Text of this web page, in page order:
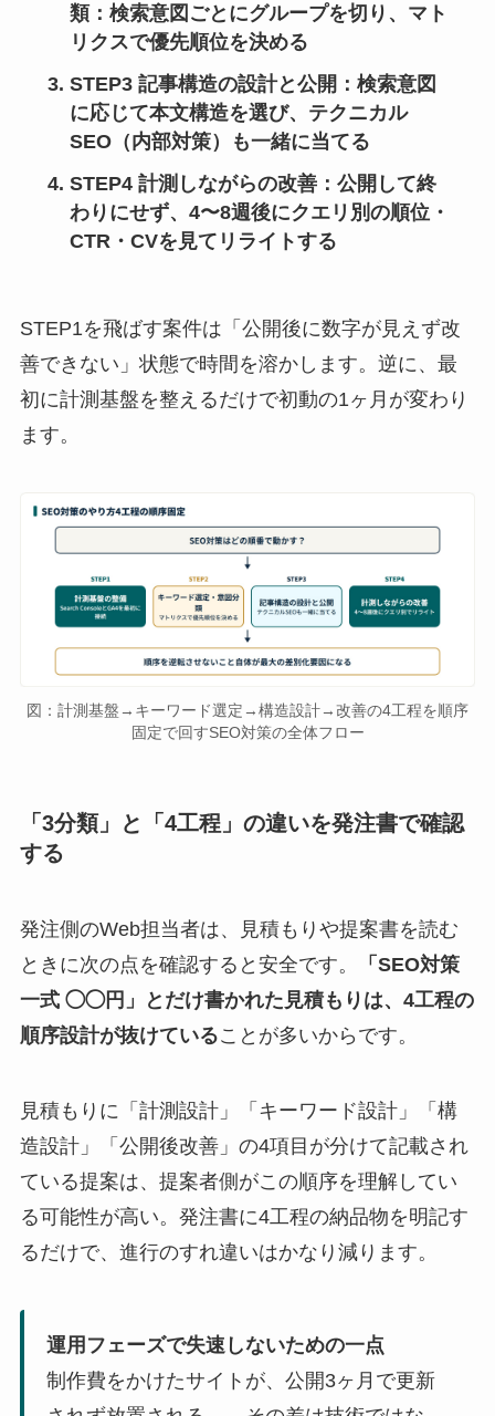
類：検索意図ごとにグループを切り、マト
リクスで優先順位を決める
STEP3 記事構造の設計と公開 ：検索意図
に応じて本文構造を選び、テクニカル
SEO（内部対策）も一緒に当てる
STEP4 計測しながらの改善：公開して終
わりにせず、4〜8週後にクエリ別の順位・
CTR・CVを見てリライトする
STEP1を飛ばす案件は「公開後に数字が見えず改
善できない」状態で時間を溶かします。逆に、最
初に計測基盤を整えるだけで初動の1ヶ月が変わり
ます。
図：計測基盤→キーワード選定→構造設計→改善の4工程を順序
固定で回すSEO対策の全体フロー
「3分類」と「4工程」の違いを発注書で確認
する
発注側のWeb担当者は、見積もりや提案書を読む
ときに次の点を確認すると安全です。
「SEO対策
一式 ◯◯円」とだけ書かれた見積もりは、4工程の
順序設計が抜けていることが多いからです。
見積もりに「計測設計」「キーワード設計」「構
造設計」「公開後改善」の4項目が分けて記載され
ている提案は、提案者側がこの順序を理解してい
る可能性が高い。発注書に4工程の納品物を明記す
るだけで、進行のすれ違いはかなり減ります。
運用フェーズで失速しないための一点
制作費をかけたサイトが、公開3ヶ月で更新